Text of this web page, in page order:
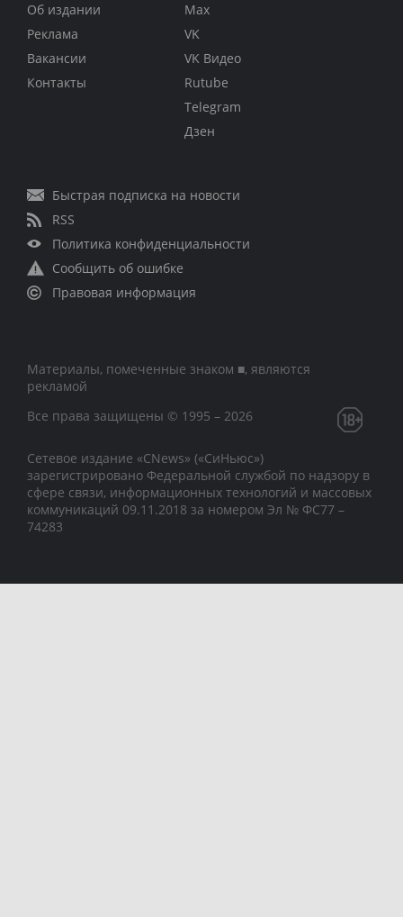
Об издании
Реклама
Вакансии
Контакты
Max
VK
VK Видео
Rutube
Telegram
Дзен
Быстрая подписка на новости
RSS
Политика конфиденциальности
Сообщить об ошибке
Правовая информация
Материалы, помеченные знаком ■, являются
рекламой
Все права защищены © 1995 – 2026
Сетевое издание «CNews» («СиНьюс»)
зарегистрировано Федеральной службой по надзору в
сфере связи, информационных технологий и массовых
коммуникаций 09.11.2018 за номером Эл № ФС77 –
74283